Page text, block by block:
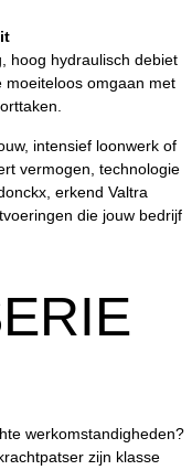
hoog hydraulisch debiet
moeiteloos omgaan met
intensief loonwerk of
vermogen, technologie
erkend Valtra
die jouw bedrijf
werkomstandigheden?
zijn klasse